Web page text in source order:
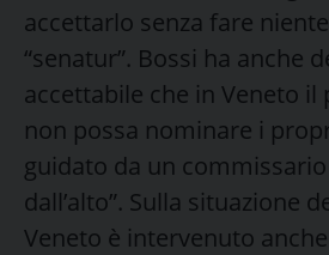
accettarlo senza fare
“senatur”. Bossi ha anche
accettabile che in Veneto il
non possa nominare i
guidato da un
dall’alto”. Sulla situazione
Veneto è intervenuto